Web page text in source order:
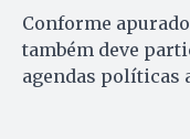
Conforme
também deve
agendas políticas